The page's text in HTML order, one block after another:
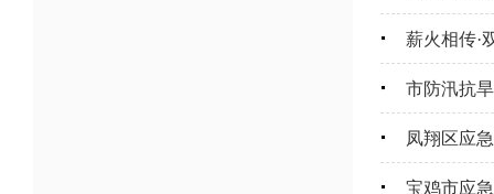
薪火相传·
市防汛抗
凤翔区应
宝鸡市应